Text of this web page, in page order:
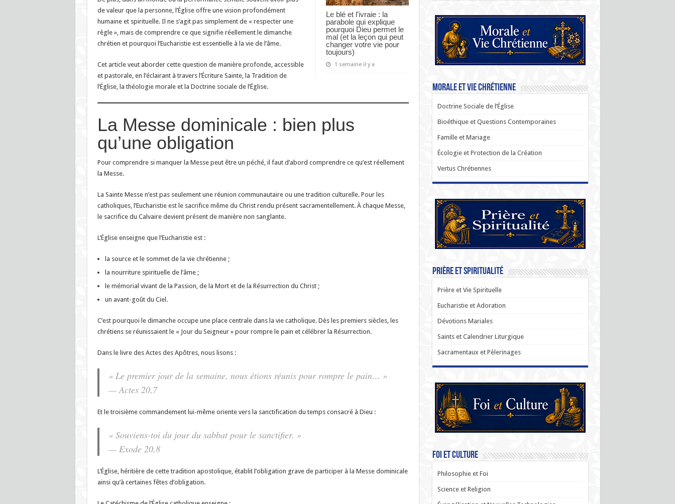
Le blé et l’ivraie : la
parabole qui explique
pourquoi Dieu permet le
mal (et la leçon qui peut
changer votre vie pour
toujours)
1 semaine il y a
de valeur que la personne, l’Église offre une vision profondément
humaine et spirituelle. Il ne s’agit pas simplement de « respecter une
règle », mais de comprendre ce que signifie réellement le dimanche
chrétien et pourquoi l’Eucharistie est essentielle à la vie de l’âme.
Cet article veut aborder cette question de manière profonde, accessible
et pastorale, en l’éclairant à travers l’Écriture Sainte, la Tradition de
l’Église, la théologie morale et la Doctrine sociale de l’Église.
La Messe dominicale : bien plus
qu’une obligation
Pour comprendre si manquer la Messe peut être un péché, il faut d’abord comprendre ce qu’est réellement
la Messe.
La Sainte Messe n’est pas seulement une réunion communautaire ou une tradition culturelle. Pour les
catholiques, l’Eucharistie est le sacrifice même du Christ rendu présent sacramentellement. À chaque Messe,
le sacrifice du Calvaire devient présent de manière non sanglante.
L’Église enseigne que l’Eucharistie est :
la source et le sommet de la vie chrétienne ;
la nourriture spirituelle de l’âme ;
le mémorial vivant de la Passion, de la Mort et de la Résurrection du Christ ;
un avant-goût du Ciel.
C’est pourquoi le dimanche occupe une place centrale dans la vie catholique. Dès les premiers siècles, les
chrétiens se réunissaient le « Jour du Seigneur » pour rompre le pain et célébrer la Résurrection.
Dans le livre des Actes des Apôtres, nous lisons :
« Le premier jour de la semaine, nous étions réunis pour rompre le pain… »
— Actes 20,7
Et le troisième commandement lui-même oriente vers la sanctification du temps consacré à Dieu :
« Souviens-toi du jour du sabbat pour le sanctifier. »
— Exode 20,8
L’Église, héritière de cette tradition apostolique, établit l’obligation grave de participer à la Messe dominicale
ainsi qu’à certaines fêtes d’obligation.
Morale et Vie Chrétienne
Doctrine Sociale de l’Église
Bioéthique et Questions Contemporaines
Famille et Mariage
Écologie et Protection de la Création
Vertus Chrétiennes
Prière et Spiritualité
Prière et Vie Spirituelle
Eucharistie et Adoration
Dévotions Mariales
Saints et Calendrier Liturgique
Sacramentaux et Pèlerinages
Foi et Culture
Philosophie et Foi
Science et Religion